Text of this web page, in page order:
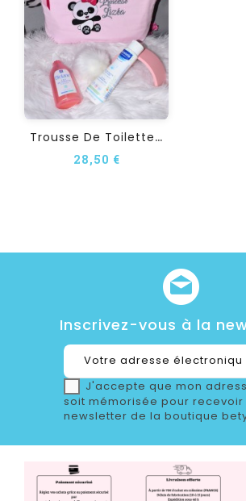
T
Rousse De Toilette...
28,50 €
Inscrivez-vous à la
J'accepte que mon
soit mémorisée pour recevoir
newsletter de la boutique